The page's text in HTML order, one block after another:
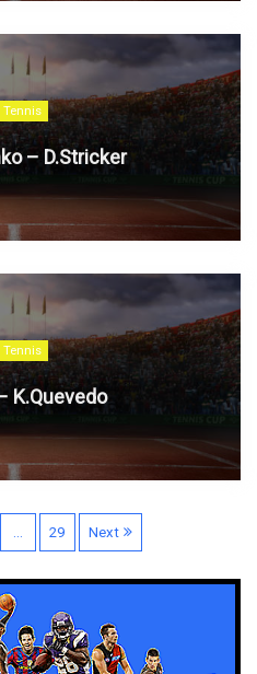
Tennis
– D.Stricker
Tennis
K.Quevedo
N
a
v
29 Next